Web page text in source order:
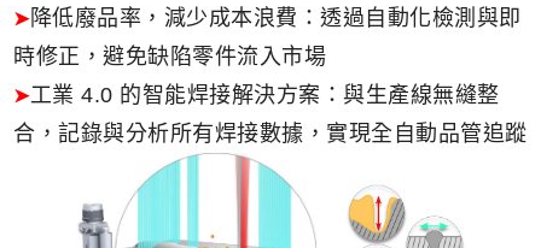
降低廢品率，減少成本浪費：透過自動化檢測與即
時修正，避免缺陷零件流入市場
工業 4.0 的智能焊接解決方案：與生產線無縫整
合，記錄與分析所有焊接數據，實現全自動品管追蹤